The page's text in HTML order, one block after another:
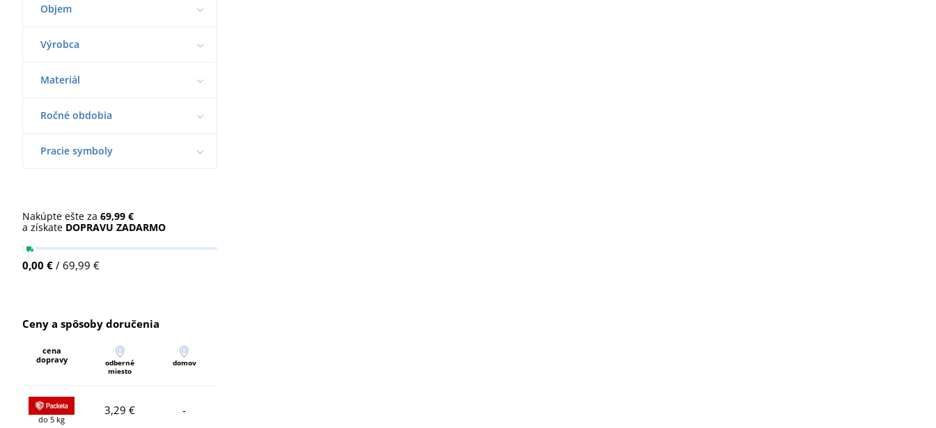
Objem
Výrobca
Materiál
Ročné obdobia
Pracie symboly
Nakúpte ešte za 69,99 €
a získate DOPRAVU ZADARMO
0,00 € / 69,99 €
Ceny a spôsoby doručenia
cena
dopravy
odberné
miesto
domov
do 5 kg
3,29 € -